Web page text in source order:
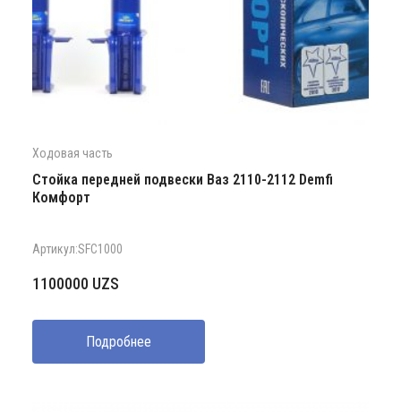
Ходовая часть
Стойка передней подвески Ваз 2110-2112 Demfi
Комфорт
Артикул:SFC1000
1100000 UZS
Подробнее